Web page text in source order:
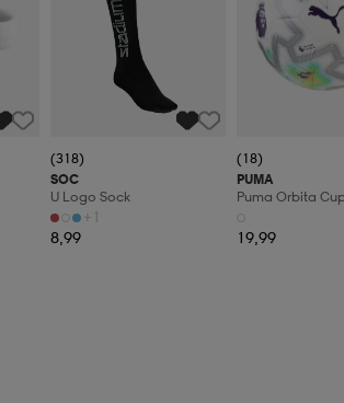
(318)
SOC
U Logo Sock
+1
8,99
(18)
PUMA
Puma Orbita
19,99